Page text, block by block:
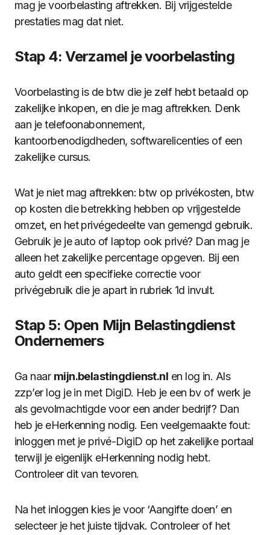
mag je voorbelasting aftrekken. Bij vrijgestelde
prestaties mag dat niet.
Stap 4: Verzamel je voorbelasting
Voorbelasting is de btw die je zelf hebt betaald op
zakelijke inkopen, en die je mag aftrekken. Denk
aan je telefoonabonnement,
kantoorbenodigdheden, softwarelicenties of een
zakelijke cursus.
Wat je niet mag aftrekken: btw op privékosten, btw
op kosten die betrekking hebben op vrijgestelde
omzet, en het privégedeelte van gemengd gebruik.
Gebruik je je auto of laptop ook privé? Dan mag je
alleen het zakelijke percentage opgeven. Bij een
auto geldt een specifieke correctie voor
privégebruik die je apart in rubriek 1d invult.
Stap 5: Open Mijn Belastingdienst
Ondernemers
Ga naar mijn.belastingdienst.nl en log in. Als
zzp’er log je in met DigiD. Heb je een bv of werk je
als gevolmachtigde voor een ander bedrijf? Dan
heb je eHerkenning nodig. Een veelgemaakte fout:
inloggen met je privé-DigiD op het zakelijke portaal
terwijl je eigenlijk eHerkenning nodig hebt.
Controleer dit van tevoren.
Na het inloggen kies je voor ‘Aangifte doen’ en
selecteer je het juiste tijdvak. Controleer of het